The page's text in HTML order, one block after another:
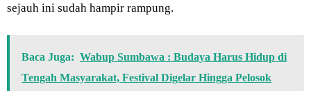
sejauh ini sudah hampir rampung.
Baca Juga: Wabup Sumbawa : Budaya Harus Hidup di
Tengah Masyarakat, Festival Digelar Hingga Pelosok